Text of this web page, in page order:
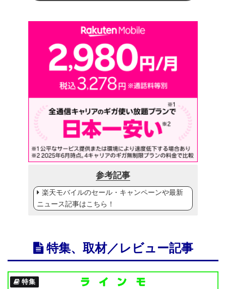
参考記事
楽天モバイルのセール・キャンペーンや最新
ニュース記事はこちら！
特集、取材／レビュー記事
特集